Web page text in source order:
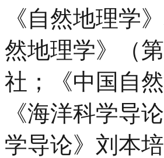
《自然地理学
然地理学》（
社；《中国自
《海洋科学导
学导论》刘本